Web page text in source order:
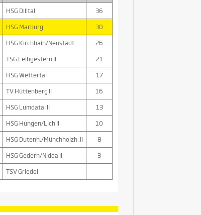
HSG Dilltal
36
HSG Marburg
30
HSG Kirchhain/Neustadt
26
TSG Leihgestern II
21
HSG Wettertal
17
TV Hüttenberg II
16
HSG Lumdatal II
13
HSG Hungen/Lich II
10
HSG Dutenh./Münchholzh. II
8
HSG Gedern/Nidda II
3
TSV Griedel